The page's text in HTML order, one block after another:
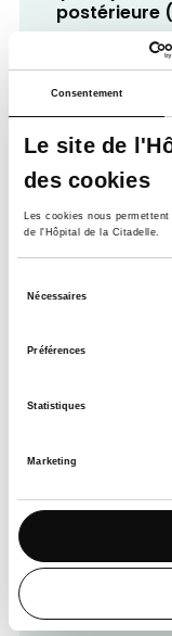
Consentement
Le site de
des cookies
Les cookies nous
de l'Hôpital de la Citadelle.
Nécessaires
Préférences
Statistiques
Marketing
Hernie
Indications
Éléments
postérieure
Qu’est-ce
Qu’est-ce
Principe
Navigation
per-
Voir le service
Centre Urbain
Imagerie